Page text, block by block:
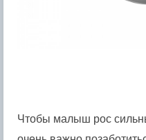
Чтобы малыш рос